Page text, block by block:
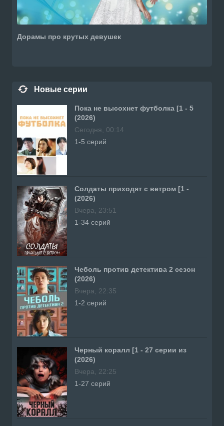
Дорамы про крутых девушек
Новые серии
Пока не высохнет футболка [1 - 5
(2026)
Сегодня, 00:14
1-5 серий
Солдаты приходят с ветром [1 -
(2026)
Вчера, 23:51
1-34 серий
Чеболь против детектива 2 сезон
(2026)
Вчера, 22:35
1-2 серий
Черный коралл [1 - 27 серии из
(2026)
Вчера, 22:25
1-27 серий